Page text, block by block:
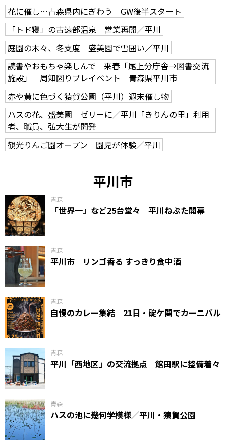
花に催し…青森県内にぎわう GW後半スタート
「トド寝」の古遠部温泉 営業再開／平川
庭園の木々、冬支度 盛美園で雪囲い／平川
読書やおもちゃ楽しんで 来春「尾上分庁舎→図書交流
施設」 周知図りプレイベント 青森県平川市
赤や黄に色づく猿賀公園（平川）週末催し物
ハスの花、盛美園 ゼリーに／平川「きりんの里」利用
者、職員、弘大生が開発
観光りんご園オープン 園児が体験／平川
平川市
青森
「世界一」など25台堂々 平川ねぷた開幕
青森
平川市 リンゴ香る すっきり食中酒
青森
自慢のカレー集結 21日・碇ケ関でカーニバル
青森
平川「西地区」の交流拠点 館田駅に整備着々
青森
ハスの池に幾何学模様／平川・猿賀公園